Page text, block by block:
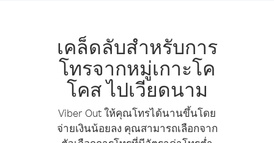
เคล็ดลับสำหรับการ
โทรจากหมู่เกาะโค
โคส ไปเวียดนาม
Viber Out ให้คุณโทรได้นานขึ้นโดย
จ่ายเงินน้อยลง คุณสามารถเลือกจาก